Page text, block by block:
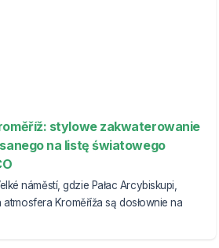
stylowe zakwaterowanie
na listę światowego
náměstí, gdzie Pałac Arcybiskupi,
Kroměříža są dosłownie na